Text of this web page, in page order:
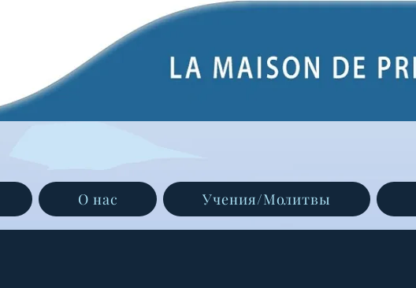
О нас Учения/Молитвы